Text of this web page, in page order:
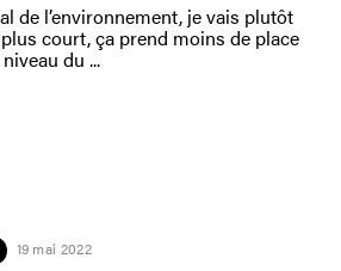
de l’environnement, je vais plutôt
plus court, ça prend moins de place
du
19 mai 2022